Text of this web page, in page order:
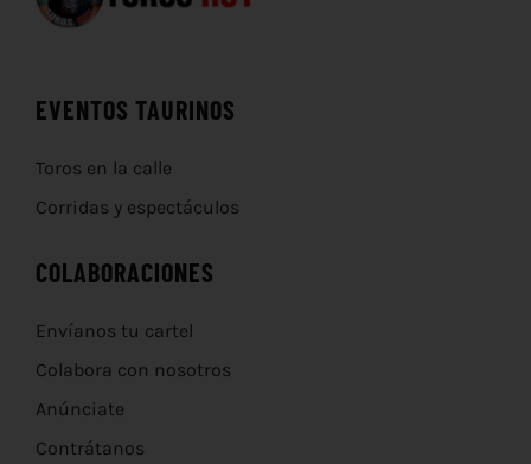
EVENTOS TAURINOS
Toros en la calle
Corridas y espectáculos
COLABORACIONES
Envíanos tu cartel
Colabora con nosotros
Anúnciate
Contrátanos